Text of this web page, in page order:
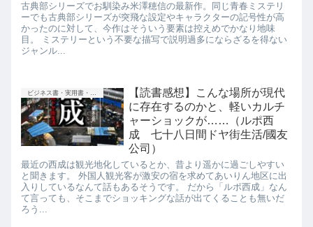
古典部シリーズでお馴染み米澤穂信の最新作。同じ青春ミステリ
ーでも古典部シリーズが突飛な設定やキャラクターの記号性が高
かったのに対して、今作はそういう要素は控えめでかなり地味
目。 ミステリーという不要な描写で説明過多にならざるを得ない
ジャンル...
【読書感想】こんな場所が現代
に存在するのかと、軽いカルチ
ャーショックが……（ルポ西
成 七十八日間ドヤ街生活/國友
公司）
最近の西成は観光地化しているとか、昔より遥かに過ごしやすい
と聞きます。 外国人観光客が激安の宿を求めてあいりん地区に出
入りしているなんて話もあるそうです。 だから「ルポ西成」なん
て言っても、そこまでショッキングな話が出てくることも無いだ
ろう...